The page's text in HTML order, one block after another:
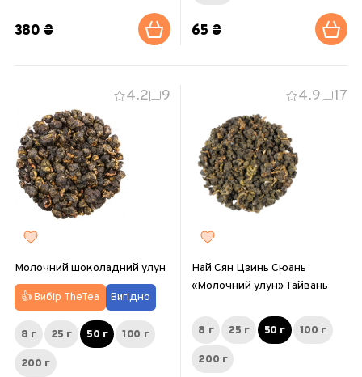
380 ₴ 65 ₴
4.2 9
Молочний шоколадний улун
👍 Вибір TheTea Вигідно
8 г 25 г 50 г 100 г
200 г
4.9 17
Най Сян Цзинь Сюань
«Молочний улун» Тайвань
8 г 25 г 50 г 100 г
200 г